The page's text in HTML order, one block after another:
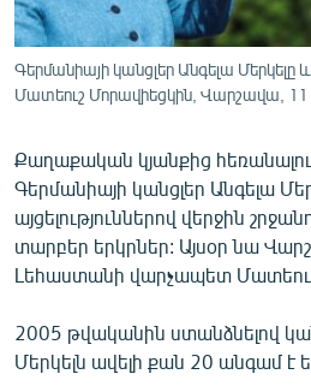
ՏՏ ԵՒ ԻՆՏԵՐՆԵՏ
ԱՐԽԻՎ
ԲԱՆԱՎԵՃ
ՁԳՏԵԼՈՎ ԼԱՎԱԳՈՒՅՆԻՆ
ՓՈԴՔԱՍԹ
Հայերեն
English
Գերմանիայի կանցլեր Անգելա
Մատեուշ Մորավիեցկին, Վարշավա, 11
Քաղաքական կյանքից
Գերմանիայի կանցլեր Անգելա
այցելություններով վերջին
տարբեր երկրներ: Այսօր նա
Լեհաստանի վարչապետ
2005 թվականին ստանձնելով
Մերկելն ավելի քան 20 անգամ է